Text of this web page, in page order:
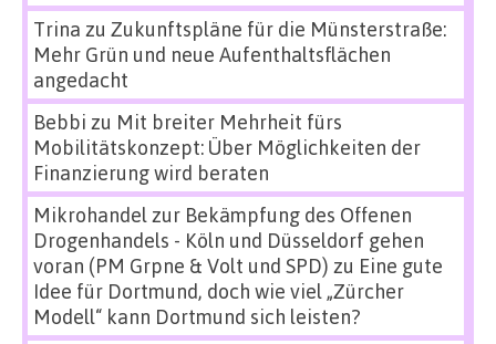
Trina zu Zukunftspläne für die Münsterstraße:
Mehr Grün und neue Aufenthaltsflächen
angedacht
Bebbi zu Mit breiter Mehrheit fürs
Mobilitätskonzept: Über Möglichkeiten der
Finanzierung wird beraten
Mikrohandel zur Bekämpfung des Offenen
Drogenhandels - Köln und Düsseldorf gehen
voran (PM Grpne & Volt und SPD) zu Eine gute
Idee für Dortmund, doch wie viel „Zürcher
Modell“ kann Dortmund sich leisten?